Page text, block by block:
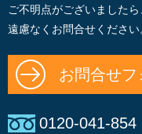
ご不明点がございましたら
遠慮なくお問合せください
お問合せフ
0120-041-854